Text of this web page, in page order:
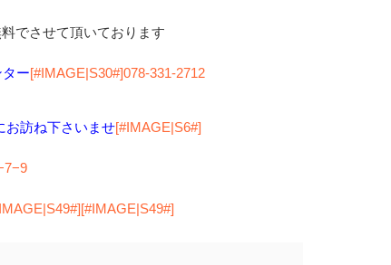
でさせて頂いております
ー[#IMAGE|S30#]078-331-2712
お訪ね下さいませ[#IMAGE|S6#]